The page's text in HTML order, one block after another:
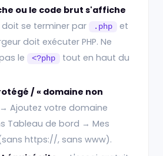
ou le code brut s'affiche
doit se terminer par
.php
et
doit exécuter PHP. Ne
le
<?php
tout en haut du
/ « domaine non
→ Ajoutez votre domaine
Tableau de bord → Mes
https://, sans www).